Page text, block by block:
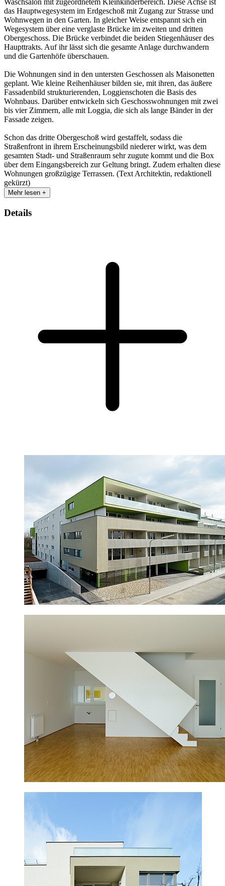
Waschsalon mit zugeordnetem Kleinkinderbereich. Diese Achse ist
das Hauptwegesystem im Erdgeschoß mit Zugang zur Strasse und
Wohnwegen in den Garten. In gleicher Weise entspannt sich ein
Wegesystem über eine verglaste Brücke im zweiten und dritten
Obergeschoss. Die Brücke verbindet die beiden Stiegenhäuser des
Haupttrakts. Auf ihr lässt sich die gesamte Anlage durchwandern
und die Gartenhöfe überschauen.
Die Wohnungen sind in den untersten Geschossen als Maisonetten
geplant. Wie kleine Reihenhäuser bilden sie, mit ihren, das äußere
Fassadenbild strukturierenden, Loggienschoten die Basis des
Wohnbaus. Darüber entwickeln sich Geschosswohnungen mit zwei
bis vier Zimmern, alle mit Loggia, die sich als lange Bänder in der
Fassade zeigen.
Schon das dritte Obergeschoß wird gestaffelt, sodass die
Straßenfront in ihrem Erscheinungsbild niederer wirkt, was dem
gesamten Stadt- und Straßenraum sehr zugute kommt und die Box
über dem Eingangsbereich zur Geltung bringt. Zudem erhalten diese
Wohnungen großzügige Terrassen. (Text Architektin, redaktionell
gekürzt)
Mehr lesen +
Details